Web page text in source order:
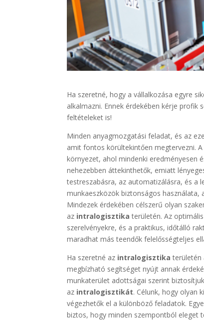
Ha szeretné, hogy a vállalkozása egyre
alkalmazni. Ennek érdekében kérje
feltételeket is!
Minden anyagmozgatási feladat, és az
amit fontos körültekintően megtervezni.
környezet, ahol mindenki eredményesen
nehezebben áttekinthetők, emiatt
testreszabásra, az automatizálásra, és a
munkaeszközök biztonságos
Mindezek érdekében célszerű olyan
az intralogisztika területén. Az
szerelvényekre, és a praktikus, időtálló
maradhat más teendők felelősségteljes
Ha szeretné az intralogisztika területén
megbízható segítséget nyújt annak
munkaterület adottságai szerint
az intralogisztikát. Célunk, hogy olyan
végezhetők el a különböző feladatok.
biztos, hogy minden szempontból eleget